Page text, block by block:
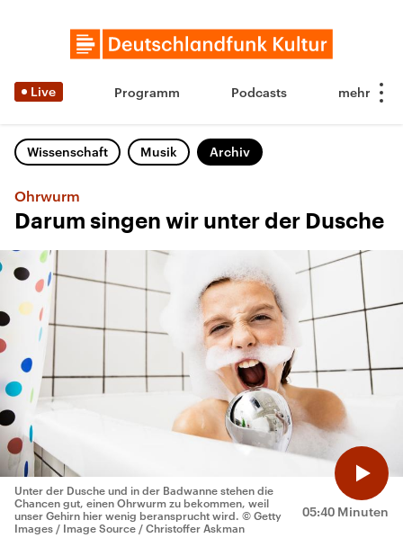
Live Programm Podcasts
Wissenschaft Musik Archiv
Ohrwurm
Darum singen wir unter der Dusche
05:40 Minuten
Unter der Dusche und in der Badwanne stehen die
Chancen gut, einen Ohrwurm zu bekommen, weil
unser Gehirn hier wenig beransprucht wird. © Getty
Images / Image Source / Christoffer Askman